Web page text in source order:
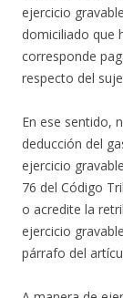
ejercicio
domiciliado que
corresponde
respecto del
En ese sentido,
deducción del
ejercicio
76 del Código
o acredite la
ejercicio
párrafo del